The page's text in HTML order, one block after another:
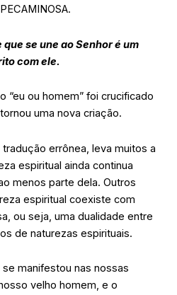
que se une ao Senhor é um
com ele.
“eu ou homem” foi crucificado
uma nova criação.
errônea, leva muitos a
espiritual ainda continua
menos parte dela. Outros
espiritual coexiste com
ou seja, uma dualidade entre
de naturezas espirituais.
manifestou nas nossas
velho homem, e o